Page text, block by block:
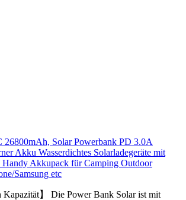
26800mAh, Solar Powerbank PD 3.0A
Akku Wasserdichtes Solarladegeräte mit
Handy Akkupack für Camping Outdoor
Samsung etc
Kapazität】 Die Power Bank Solar ist mit